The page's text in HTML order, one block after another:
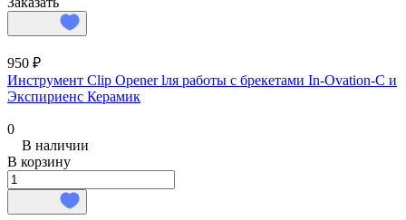
950 ₽
Инструмент Clip Opener lля работы с брекетами In-Ovation-С и
Экспириенс Керамик
0
В наличии
В корзину